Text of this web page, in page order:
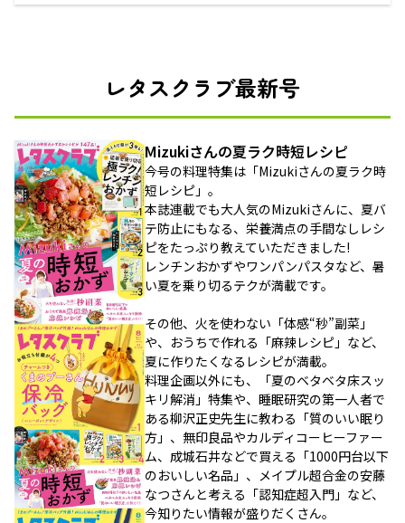
レタスクラブ最新号
Mizukiさんの夏ラク時短レシピ
今号の料理特集は「Mizukiさんの夏ラク時
短レシピ」。
本誌連載でも大人気のMizukiさんに、夏バ
テ防止にもなる、栄養満点の手間なしレシ
ピをたっぷり教えていただきました!
レンチンおかずやワンパンパスタなど、暑
い夏を乗り切るテクが満載です。
その他、火を使わない「体感“秒”副菜」
や、おうちで作れる「麻辣レシピ」など、
夏に作りたくなるレシピが満載。
料理企画以外にも、「夏のベタベタ床スッ
キリ解消」特集や、睡眠研究の第一人者で
ある柳沢正史先生に教わる「質のいい眠り
方」、無印良品やカルディコーヒーファー
ム、成城石井などで買える「1000円台以下
のおいしい名品」、メイプル超合金の安藤
なつさんと考える「認知症超入門」など、
今知りたい情報が盛りだくさん。